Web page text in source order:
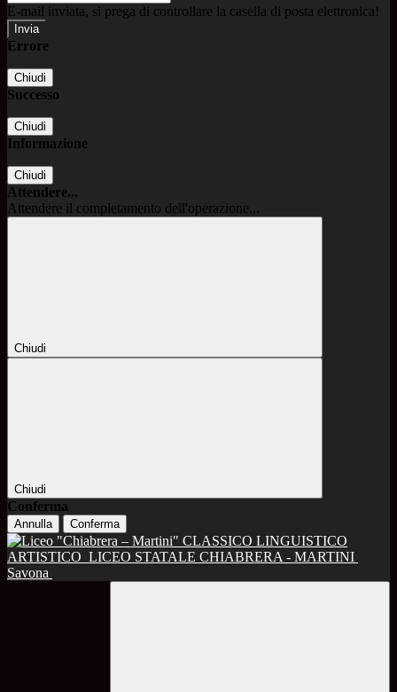
E-mail inviata, si prega di controllare la casella di posta elettronica!
Errore
Chiudi
Successo
Chiudi
Informazione
Chiudi
Attendere...
Attendere il completamento dell'operazione...
Chiudi
Chiudi
Conferma
Annulla Conferma
CLASSICO LINGUISTICO
ARTISTICO LICEO STATALE CHIABRERA - MARTINI
Savona